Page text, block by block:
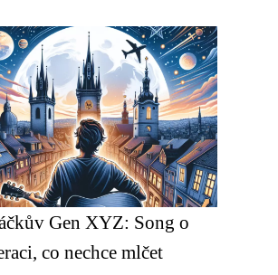
Gen XYZ: Song o
co nechce mlčet